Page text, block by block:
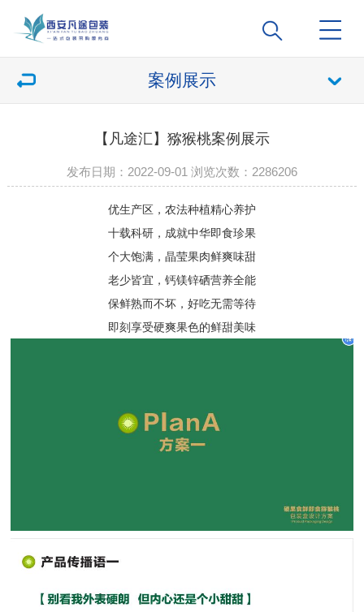
案例展示
【凡途汇】猕猴桃案例展示
发布日期：2022-09-01 浏览次数： 2286206
优生产区，农法种植精心养护
十载科研，成就中华即食珍果
个大饱满，晶莹果肉鲜爽味甜
老少皆宜，钙镁锌硒营养全能
保鲜熟而不坏，好吃无需等待
即刻享受硬爽果色的鲜甜美味